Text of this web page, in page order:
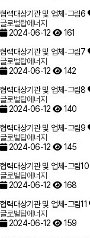
협력대상기관 및 업체-그림6
글로벌탑에너지
2024-06-12
161
협력대상기관 및 업체-그림7
글로벌탑에너지
2024-06-12
142
협력대상기관 및 업체-그림8
글로벌탑에너지
2024-06-12
140
협력대상기관 및 업체-그림9
글로벌탑에너지
2024-06-12
145
협력대상기관 및 업체-그림
글로벌탑에너지
2024-06-12
168
협력대상기관 및 업체-그림11
글로벌탑에너지
2024-06-12
159